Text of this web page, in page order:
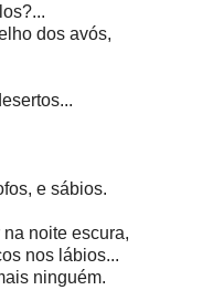
dos avós,
e sábios.
noite escura,
nos lábios...
ninguém.